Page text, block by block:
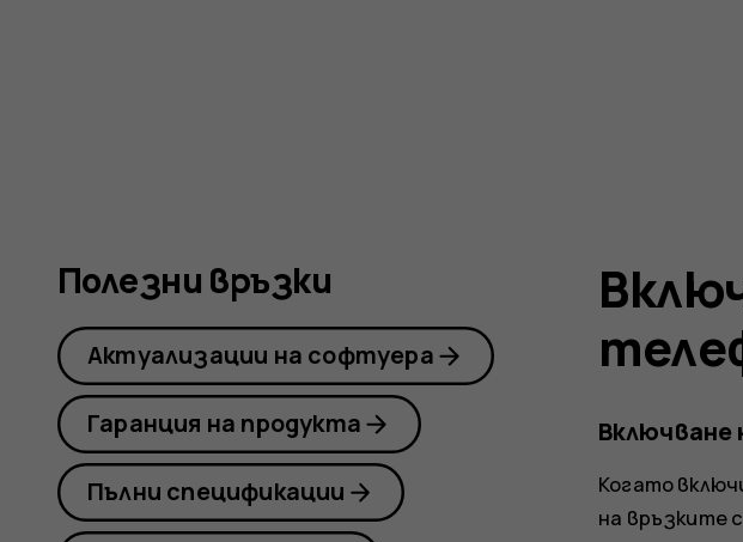
X30
5G Включване
Когато
на връзките
Полезни връзки
Актуализации на софтуера
Гаранция на продукта
Пълни спецификации